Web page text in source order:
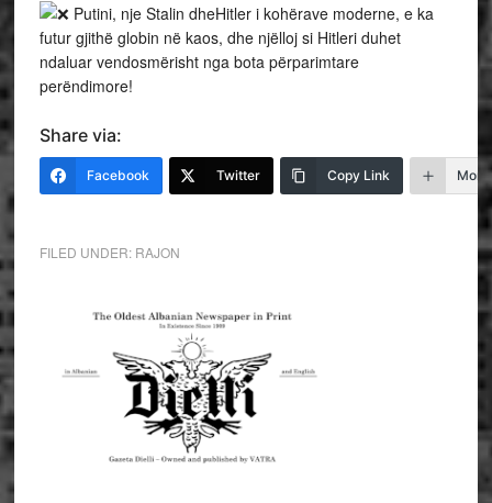
Putini, nje Stalin dheHitler i kohërave moderne, e ka
futur gjithë globin në kaos, dhe njëlloj si Hitleri duhet
ndaluar vendosmërisht nga bota përparimtare
perëndimore!
Share via:
Facebook Twitter Copy Link More
FILED UNDER: RAJON